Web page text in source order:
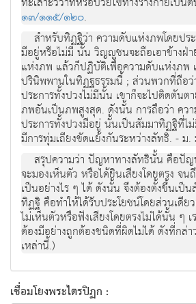
๑๓/๑๑๕/๑๒๐.
สำหรับทิฏฐิว่า ความดับแห่งภพโดยปร
มีอยู่หรือไม่มี นั้น วิญญูชนจะถือเอาข้างฝ่
แห่งภพ แล้วก็ปฏิบัติเพื่อความดับแห่งภพ
ปรินิพพานในทิฏฐธรรมนี้ ; ส่วนพวกที่ถือ
ประการทั้งปวงไม่มีนั้น เขาก็จะไปติดตันต
ภพอันเป็นภพสูงสุด. ดังนั้น การถือว่า คว
ประการทั้งปวงมีอยู่ นั้นเป็นสัมมาทิฏฐิที่ไ
มีการทุ่มเถียงขัดแย้งกันระหว่างลัทธิ. - ม.
สรุปความว่า ปัญหาทางลัทธินั้น คือปัญ
จะมองเห็นตัว หรือได้ยินเสียงโดยตรง จน
เป็นอย่างไร ๆ ได้ ดังนั้น จึงต้องตั้งขึ้นเป็
ทิฏฐิ คือทำให้ได้รับประโยชน์โดยส่วนเดีย
ไม่เห็นตัวหรือฟังเสียงโดยตรงไม่ได้นั้น ๆ
ต้องมีอย่างถูกต้องชนิดที่ผิดไม่ได้ ดังที่กล่า
เหล่านี้.)
เชื่อมโยงพระไตรปิฏก :